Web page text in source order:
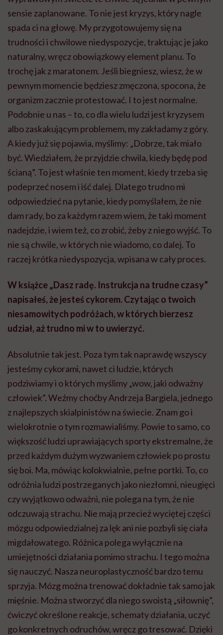
sensie zaplanowane. To nie jest kryzys, który nagle
spada ci na głowę. My przygotowujemy się na
trudności i chwilowe niedyspozycje, traktując je jako
naturalny, wręcz obowiązkowy element planu. To
trochę jak z maratonem. Jeśli biegniesz, wiesz, że w
pewnym momencie będziesz zmęczona, spocona, że
organizm zacznie protestować. I to jest normalne.
Podobnie u nas – to, co dla wielu ludzi jest kryzysem
albo zaskakującym problemem, my zakładamy z góry.
A kiedy już się pojawia, myślimy: „Dobrze, tak miało
być. Wiedziałem, że przyjdzie chwila, kiedy będę pod
ścianą”. To jest właśnie ten moment, kiedy trzeba się
podeprzeć nosem i iść dalej. Dlatego trudno mi
odpowiedzieć na pytanie, kiedy pomyślałem, że nie
dam rady, bo za każdym razem wiem, że taki moment
nadejdzie, i wiem też, co zrobić, żeby z niego wyjść. To
nie są chwile, w których nie wiadomo, co dalej. To
raczej krótka niedyspozycja, wpisana w cały proces.
W książce „Dasz radę. Instrukcja na trudne czasy”
napisałeś, że jesteś cykorem. Czytając o twoich
niesamowitych podróżach, w których bierzesz
udział, aż trudno mi w to uwierzyć.
Absolutnie tak jest. Poza tym tak naprawdę wszyscy
jesteśmy cykorami, nawet ci ludzie, których
podziwiamy i o których myślimy „wow, jaki odważny
człowiek”. Weźmy choćby Andrzeja Bargiela, jednego
z najlepszych skialpinistów na świecie. Znam go i
wielokrotnie o tym rozmawialiśmy. Powie to samo, co
większość ludzi uprawiających sporty ekstremalne, że
przed każdym dużym wyzwaniem człowiek po prostu
się boi. Ma, mówiąc kolokwialnie, pełne portki. To, co
odróżnia ludzi postrzeganych jako niezłomni, nieugięci
czy wyjątkowo odważni, nie polega na tym, że nie
odczuwają strachu. Nie mają przecież wyciętej części
mózgu odpowiedzialnej za lęk ani nie pozbyli się ciała
migdałowatego. Różnica polega wyłącznie na
umiejętności działania pomimo strachu. I tego można
się nauczyć. Nasza neuroplastyczność bardzo temu
sprzyja. Mózg można trenować dokładnie tak samo jak
mięśnie. Można stworzyć dla niego swoistą „siłownię”,
ćwiczyć określone reakcje, schematy działania, uczyć
go konkretnych odruchów, wręcz go tresować. Dzięki